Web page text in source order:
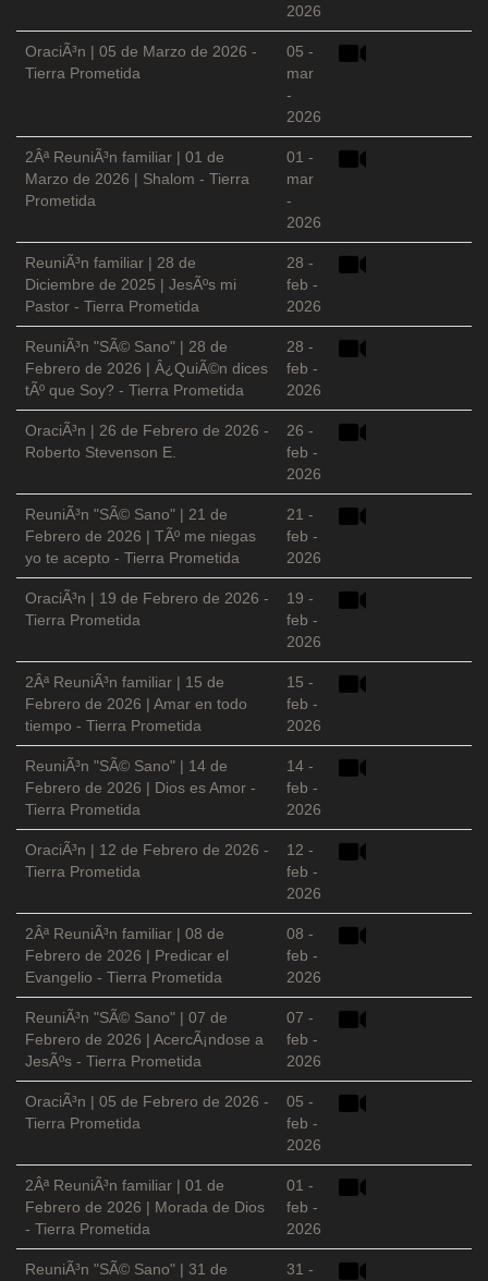
2026
OraciÃ³n | 05 de Marzo de 2026 -
Tierra Prometida
05 -
mar
-
2026
2Âª ReuniÃ³n familiar | 01 de
Marzo de 2026 | Shalom - Tierra
Prometida
01 -
mar
-
2026
ReuniÃ³n familiar | 28 de
Diciembre de 2025 | JesÃºs mi
Pastor - Tierra Prometida
28 -
feb -
2026
ReuniÃ³n "SÃ© Sano" | 28 de
Febrero de 2026 | Â¿QuiÃ©n dices
tÃº que Soy? - Tierra Prometida
28 -
feb -
2026
OraciÃ³n | 26 de Febrero de 2026 -
Roberto Stevenson E.
26 -
feb -
2026
ReuniÃ³n "SÃ© Sano" | 21 de
Febrero de 2026 | TÃº me niegas
yo te acepto - Tierra Prometida
21 -
feb -
2026
OraciÃ³n | 19 de Febrero de 2026 -
Tierra Prometida
19 -
feb -
2026
2Âª ReuniÃ³n familiar | 15 de
Febrero de 2026 | Amar en todo
tiempo - Tierra Prometida
15 -
feb -
2026
ReuniÃ³n "SÃ© Sano" | 14 de
Febrero de 2026 | Dios es Amor -
Tierra Prometida
14 -
feb -
2026
OraciÃ³n | 12 de Febrero de 2026 -
Tierra Prometida
12 -
feb -
2026
2Âª ReuniÃ³n familiar | 08 de
Febrero de 2026 | Predicar el
Evangelio - Tierra Prometida
08 -
feb -
2026
ReuniÃ³n "SÃ© Sano" | 07 de
Febrero de 2026 | AcercÃ¡ndose a
JesÃºs - Tierra Prometida
07 -
feb -
2026
OraciÃ³n | 05 de Febrero de 2026 -
Tierra Prometida
05 -
feb -
2026
2Âª ReuniÃ³n familiar | 01 de
Febrero de 2026 | Morada de Dios
- Tierra Prometida
01 -
feb -
2026
ReuniÃ³n "SÃ© Sano" | 31 de
31 -